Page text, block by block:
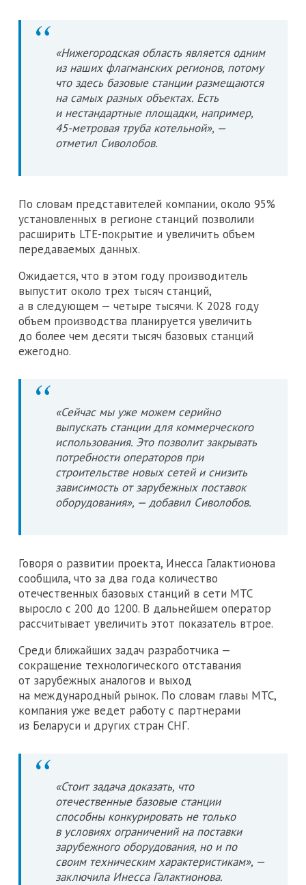
«Нижегородская область является одним
из наших флагманских регионов, потому
что здесь базовые станции размещаются
на самых разных объектах. Есть
и нестандартные площадки, например,
45-метровая труба котельной», —
отметил Сиволобов.
По словам представителей компании, около 95%
установленных в регионе станций позволили
расширить LTE-покрытие и увеличить объем
передаваемых данных.
Ожидается, что в этом году производитель
выпустит около трех тысяч станций,
а в следующем — четыре тысячи. К 2028 году
объем производства планируется увеличить
до более чем десяти тысяч базовых станций
ежегодно.
«Сейчас мы уже можем серийно
выпускать станции для коммерческого
использования. Это позволит закрывать
потребности операторов при
строительстве новых сетей и снизить
зависимость от зарубежных поставок
оборудования», — добавил Сиволобов.
Говоря о развитии проекта, Инесса Галактионова
сообщила, что за два года количество
отечественных базовых станций в сети МТС
выросло с 200 до 1200. В дальнейшем оператор
рассчитывает увеличить этот показатель втрое.
Среди ближайших задач разработчика —
сокращение технологического отставания
от зарубежных аналогов и выход
на международный рынок. По словам главы МТС,
компания уже ведет работу с партнерами
из Беларуси и других стран СНГ.
«Стоит задача доказать, что
отечественные базовые станции
способны конкурировать не только
в условиях ограничений на поставки
зарубежного оборудования, но и по
своим техническим характеристикам», —
заключила Инесса Галактионова.